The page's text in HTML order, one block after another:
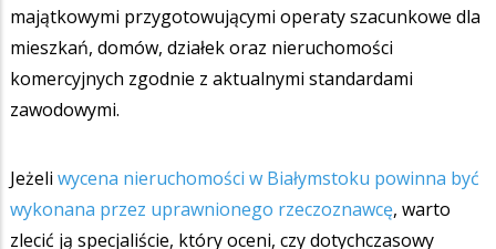
majątkowymi przygotowującymi operaty szacunkowe dla
mieszkań, domów, działek oraz nieruchomości
komercyjnych zgodnie z aktualnymi standardami
zawodowymi.
Jeżeli wycena nieruchomości w Białymstoku powinna być
wykonana przez uprawnionego rzeczoznawcę, warto
zlecić ją specjaliście, który oceni, czy dotychczasowy